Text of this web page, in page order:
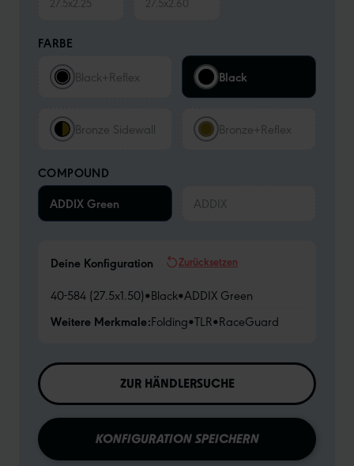
FARBE
Black+Reflex Black
Bronze Sidewall Bronze+Reflex
COMPOUND
ADDIX Green
ADDIX
Deine Konfiguration Zurücksetzen
40-584 (27.5x1.50)•Black•ADDIX Green
Weitere Merkmale:Folding•TLR•RaceGuard
ZUR HÄNDLERSUCHE
KONFIGURATION SPEICHERN